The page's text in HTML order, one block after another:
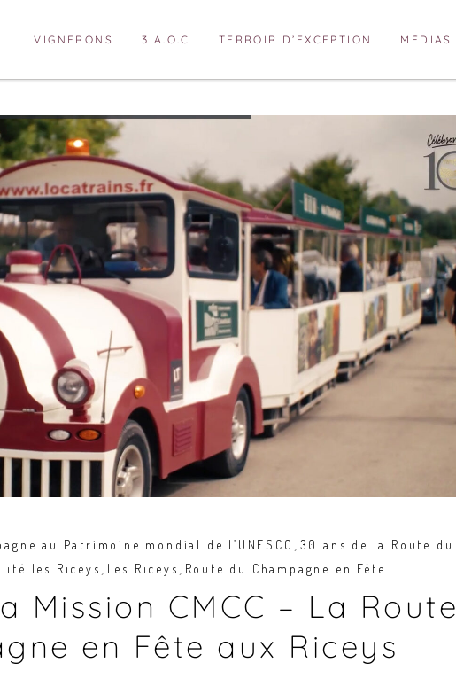
VIGNERONS 3 A.O.C TERROIR D’EXCEPTION MÉDIAS
au Patrimoine mondial de l’UNESCO , 30 ans de la Route du
les Riceys, Les Riceys, Route du Champagne en Fête
Mission CMCC – La Route
en Fête aux Riceys